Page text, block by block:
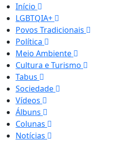
Início
LGBTQIA+
Povos Tradicionais
Política
Meio Ambiente
Cultura e Turismo
Tabus
Sociedade
Vídeos
Álbuns
Colunas
Notícias